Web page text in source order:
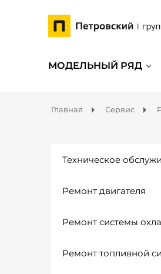
МОДЕЛЬНЫЙ РЯД
Главная Сервис
Техническое
Ремонт двигателя
Ремонт системы
Ремонт топливной